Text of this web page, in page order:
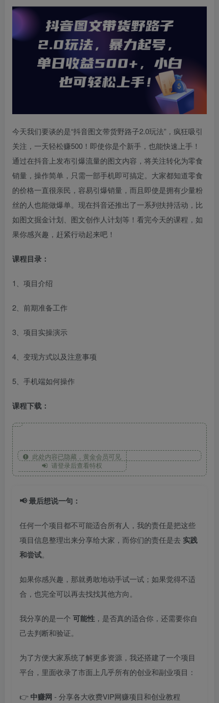
今天我们要谈的是“抖音图文带货野路子2.0玩法”，疯狂吸引
关注，一天轻松赚500！即使你是个新手，也能快速上手！
通过在抖音上发布引爆流量的图文内容，将关注转化为零食
销量，操作简单，只需一部手机即可搞定。大家都知道零食
的价格一直很亲民，容易引爆销量，而且即使是拥有少量粉
丝的人也能做爆单。现在抖音还推出了一系列扶持活动，比
如图文掘金计划、图文创作人计划等！看完今天的课程，如
果你感兴趣，赶紧行动起来吧！
课程目录：
1、项目介绍
2、前期准备工作
3、项目实操演示
4、变现方式以及注意事项
5、手机端如何操作
课程下载：
此处内容已隐藏，黄金会员可见
请登录后查看特权
📢 最后想说一句：
任何一个项目都不可能适合所有人，我的责任是把这些
项目信息整理出来分享给大家，而你们的责任是去 实践
和尝试。
如果你感兴趣，那就勇敢地动手试一试；如果觉得不适
合，也完全可以再去找找其他方向。
我分享的是一个 可能性 ，是否真的适合你，还需要你自
己去判断和验证。
为了方便大家系统了解更多资源，我还搭建了一个项目
平台，里面收录了市面上几乎所有的创业和副业项目：
👉 中赚网 - 分享各大收费VIP网赚项目和创业教程